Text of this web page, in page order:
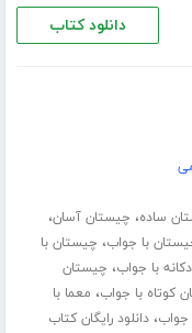
دانلود کتاب
ساده، چیستان آسان،
با جواب، چیستان با
با جواب، چیستان
کوتاه با جواب، معما با
جواب،دانلود رایگان کتاب